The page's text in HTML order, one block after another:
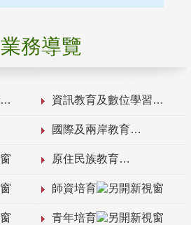
業務導覽
資訊教育及數位學習
國際及兩岸教育
原住民族教育
師資培育
青年培育